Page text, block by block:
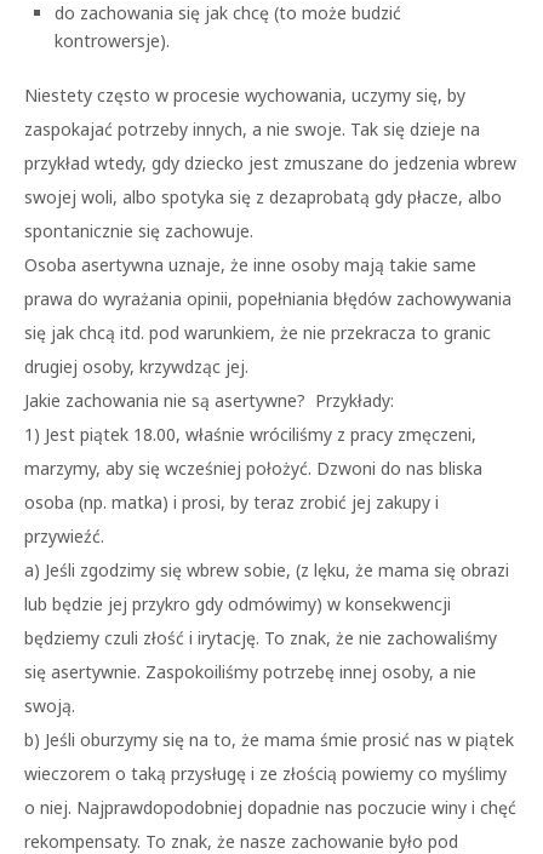
do zachowania się jak chcę (to może budzić
kontrowersje).
Niestety często w procesie wychowania, uczymy się, by
zaspokajać potrzeby innych, a nie swoje. Tak się dzieje na
przykład wtedy, gdy dziecko jest zmuszane do jedzenia wbrew
swojej woli, albo spotyka się z dezaprobatą gdy płacze, albo
spontanicznie się zachowuje.
Osoba asertywna uznaje, że inne osoby mają takie same
prawa do wyrażania opinii, popełniania błędów zachowywania
się jak chcą itd. pod warunkiem, że nie przekracza to granic
drugiej osoby, krzywdząc jej.
Jakie zachowania nie są asertywne? Przykłady:
1) Jest piątek 18.00, właśnie wróciliśmy z pracy zmęczeni,
marzymy, aby się wcześniej położyć. Dzwoni do nas bliska
osoba (np. matka) i prosi, by teraz zrobić jej zakupy i
przywieźć.
a) Jeśli zgodzimy się wbrew sobie, (z lęku, że mama się obrazi
lub będzie jej przykro gdy odmówimy) w konsekwencji
będziemy czuli złość i irytację. To znak, że nie zachowaliśmy
się asertywnie. Zaspokoiliśmy potrzebę innej osoby, a nie
swoją.
b) Jeśli oburzymy się na to, że mama śmie prosić nas w piątek
wieczorem o taką przysługę i ze złością powiemy co myślimy
o niej. Najprawdopodobniej dopadnie nas poczucie winy i chęć
rekompensaty. To znak, że nasze zachowanie było pod